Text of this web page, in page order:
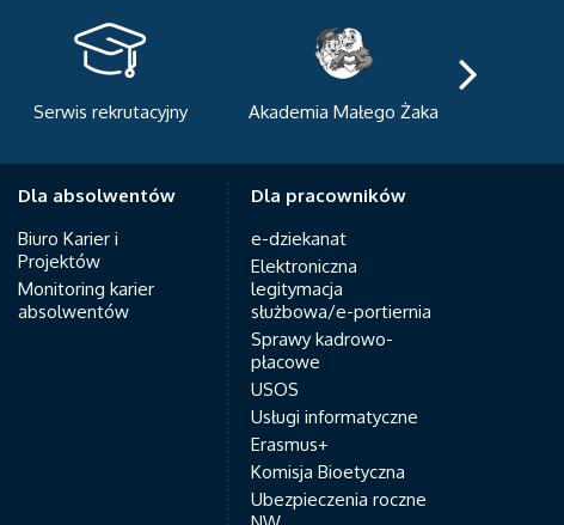
Akademia Małego Żaka
Centrum Sportowo-
Dla absolwentów
Biuro Karier i
Projektów
Monitoring karier
absolwentów
Dla pracowników
e-dziekanat
Elektroniczna
legitymacja
służbowa/e-portiernia
Sprawy kadrowo-
płacowe
USOS
Usługi informatyczne
Erasmus+
Komisja Bioetyczna
Ubezpieczenia roczne